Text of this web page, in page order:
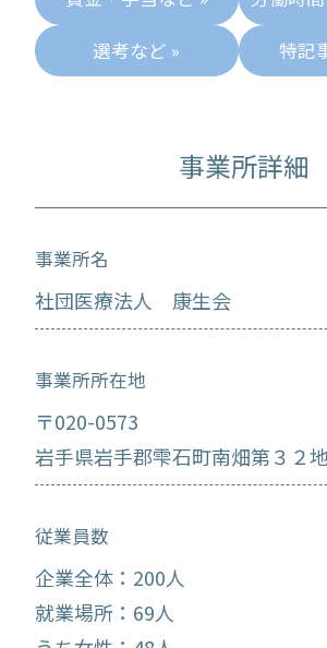
選考など »
特記
事業所詳細
事業所名
社団医療法人 康生会
事業所所在地
〒020-0573
岩手県岩手郡雫石町南畑第３２
従業員数
企業全体：200人
就業場所：69人